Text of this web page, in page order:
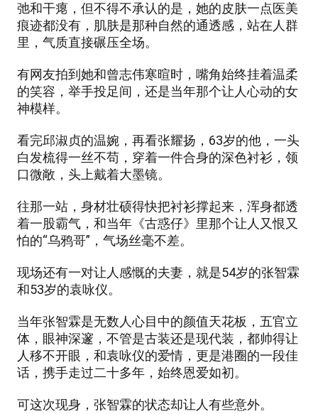
弛和干瘪，但不得不承认的是，她的皮肤一点医美
痕迹都没有，肌肤是那种自然的通透感，站在人群
里，气质直接碾压全场。
有网友拍到她和曾志伟寒暄时，嘴角始终挂着温柔
的笑容，举手投足间，还是当年那个让人心动的女
神模样。
看完邱淑贞的温婉，再看张耀扬，63岁的他，一头
白发梳得一丝不苟，穿着一件合身的深色衬衫，领
口微敞，头上戴着大墨镜。
往那一站，身材壮硕得快把衬衫撑起来，浑身都透
着一股霸气，和当年《古惑仔》里那个让人又恨又
怕的“乌鸦哥”，气场丝毫不差。
现场还有一对让人感慨的夫妻，就是54岁的张智霖
和53岁的袁咏仪。
当年张智霖是无数人心目中的颜值天花板，五官立
体，眼神深邃，不管是古装还是现代装，都帅得让
人移不开眼，和袁咏仪的爱情，更是港圈的一段佳
话，携手走过二十多年，始终恩爱如初。
可这次现身，张智霖的状态却让人有些意外。